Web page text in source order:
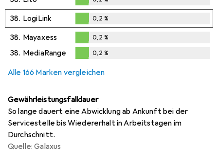
0,2%
38. LogiLink
0,2%
0,2 %
38. Mayaxess
0,2%
0,2 %
38. MediaRange 0,2 %
Alle 166 Marken vergleichen
Gewährleistungsfalldauer
So lange dauert eine Abwicklung ab Ankunft bei der
Servicestelle bis Wiedererhalt in Arbeitstagen im
Durchschnitt.
Quelle: Galaxus